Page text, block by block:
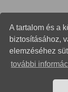
A tartalom és a
biztosításához,
elemzéséhez
további